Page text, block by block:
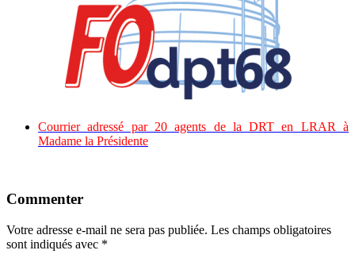
Courrier adressé par 20 agents de la DRT en LRAR à
Madame la Présidente
Commenter
Votre adresse e-mail ne sera pas publiée. Les champs obligatoires
sont indiqués avec *